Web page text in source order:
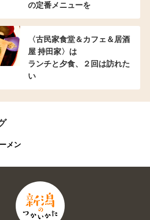
の定番メニューを
〈古民家食堂＆カフェ ＆居酒
屋 持田家〉は
ランチと夕食、２回は訪れた
い
メン